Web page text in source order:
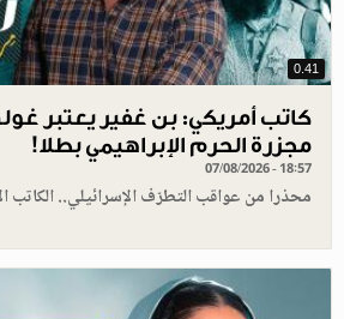
0.41
كاتب أمريكي: بن غفير يعتبر
مجزرة الحرم الإبراهيمي بطلا!
07/08/2026 - 18:57
محذرا من عواقب التطرّف الإسرائيلي.. الكاتب